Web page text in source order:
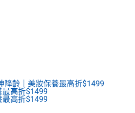
高折$1499
高折$1499